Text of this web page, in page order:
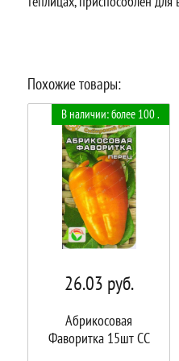
Похожие товары:
В наличии: более 100 .
26.03 руб.
Абрикосовая
Фаворитка 15шт СС